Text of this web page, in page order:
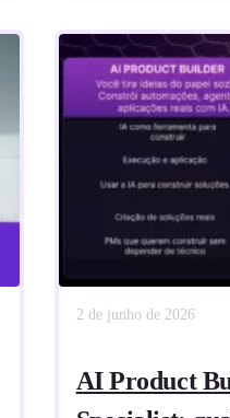
2 de junho de 2026
AI Product